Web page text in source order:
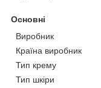
Основні
Виробник
Країна виробник
Тип крему
Тип шкіри